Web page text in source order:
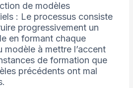
de modèles
: Le processus consiste
progressivement un
en formant chaque
modèle à mettre l’accent
de formation que
précédents ont mal